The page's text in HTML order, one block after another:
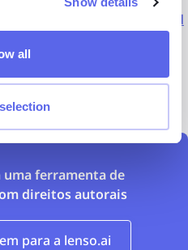
all
marca digital | Fortra Brand
uma ferramenta de
direitos autorais
para a lenso.ai